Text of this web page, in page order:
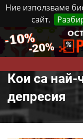
Ние използваме
сайт.
Четвъртък,
Кои са най-
депресия